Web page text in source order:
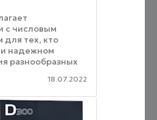
с числовым
для тех, кто
надежном
разнообразных
потребоваться
18.07.2022